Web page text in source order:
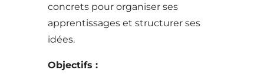
concrets pour organiser ses
apprentissages et structurer ses
idées.
Objectifs :